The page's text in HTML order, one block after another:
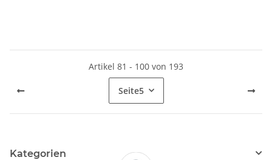
Artikel 81 - 100 von 193
Seite5
Kategorien